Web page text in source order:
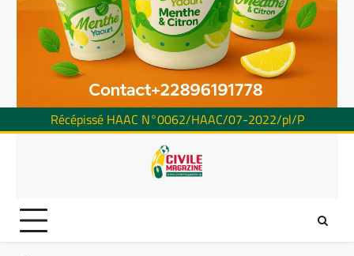
Récépissé HAAC N°0062/HAAC/07-2022/pl/P